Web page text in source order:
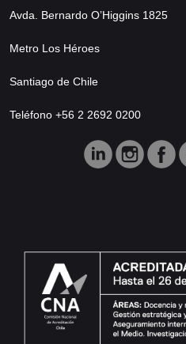
Avda. Bernardo O’Higgins 1825
Metro Los Héroes
Santiago de Chile
Teléfono +56 2 2692 0200